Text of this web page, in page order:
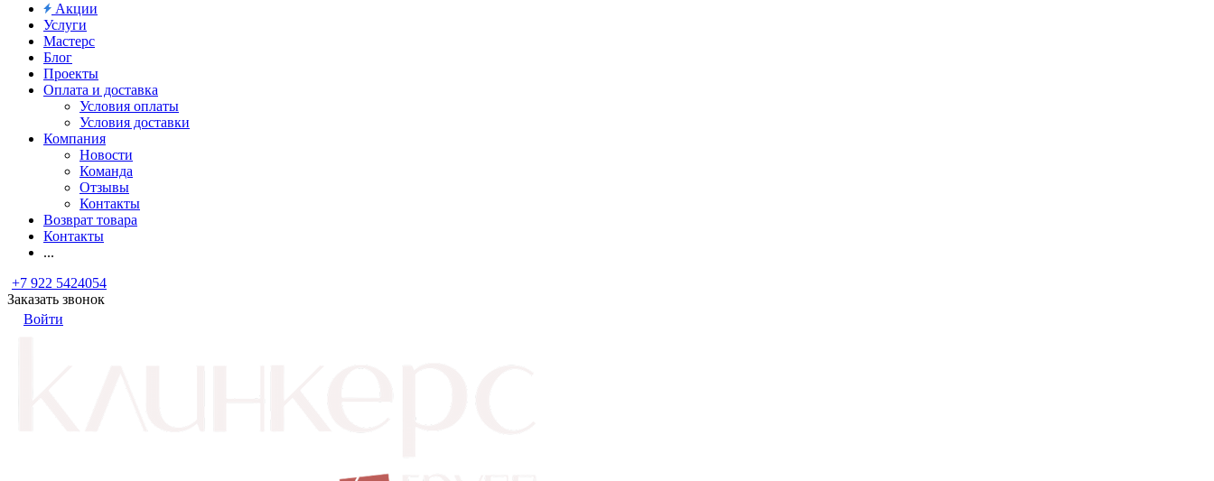
Акции
Услуги
Мастерс
Блог
Проекты
Оплата и доставка
Условия оплаты
Условия доставки
Компания
Новости
Команда
Отзывы
Контакты
Возврат товара
Контакты
...
+7 922 5424054
Заказать звонок
Войти